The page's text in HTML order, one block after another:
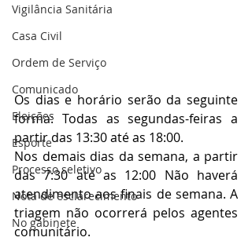
Vigilância Sanitária
Casa Civil
Ordem de Serviço
Comunicado
Eleições
Esporte
Processo seletivo
Nota de esclarecimento
No gabinete
Os dias e horário serão da seguinte
forma: Todas as segundas-feiras a
partir das 13:30 até as 18:00.
Nos demais dias da semana, a partir
das 7:30 até as 12:00 Não haverá
atendimento aos finais de semana. A
triagem não ocorrerá pelos agentes
comunitário.